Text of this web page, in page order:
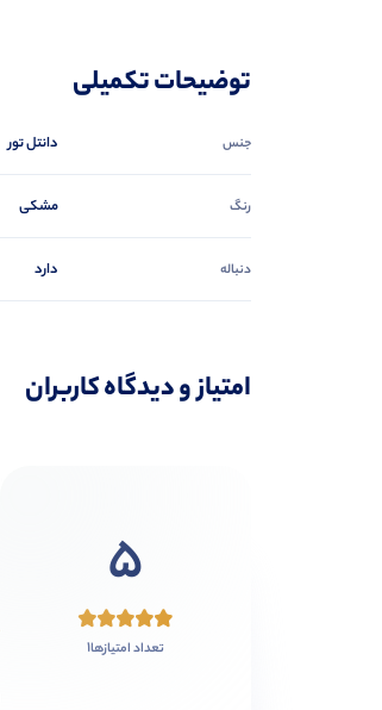
توضیحات تکمیلی
جنس دانتل تور
رنگ مشکی
دنباله دارد
امتیاز و دیدگاه کاربران
5
تعداد امتیازها1